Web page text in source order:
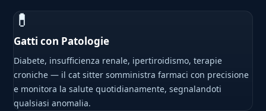
💊
Gatti con Patologie
Diabete, insufficienza renale, ipertiroidismo, terapie
croniche — il cat sitter somministra farmaci con precisione
e monitora la salute quotidianamente, segnalandoti
qualsiasi anomalia.